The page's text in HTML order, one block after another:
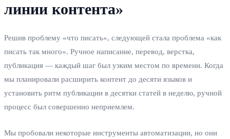
линии контента»
Решив проблему «что писать», следующей стала проблема «как
писать так много». Ручное написание, перевод, верстка,
публикация — каждый шаг был узким местом по времени. Когда
мы планировали расширить контент до десяти языков и
установить ритм публикации в десятки статей в неделю, ручной
процесс был совершенно неприемлем.
Мы пробовали некоторые инструменты автоматизации, но они